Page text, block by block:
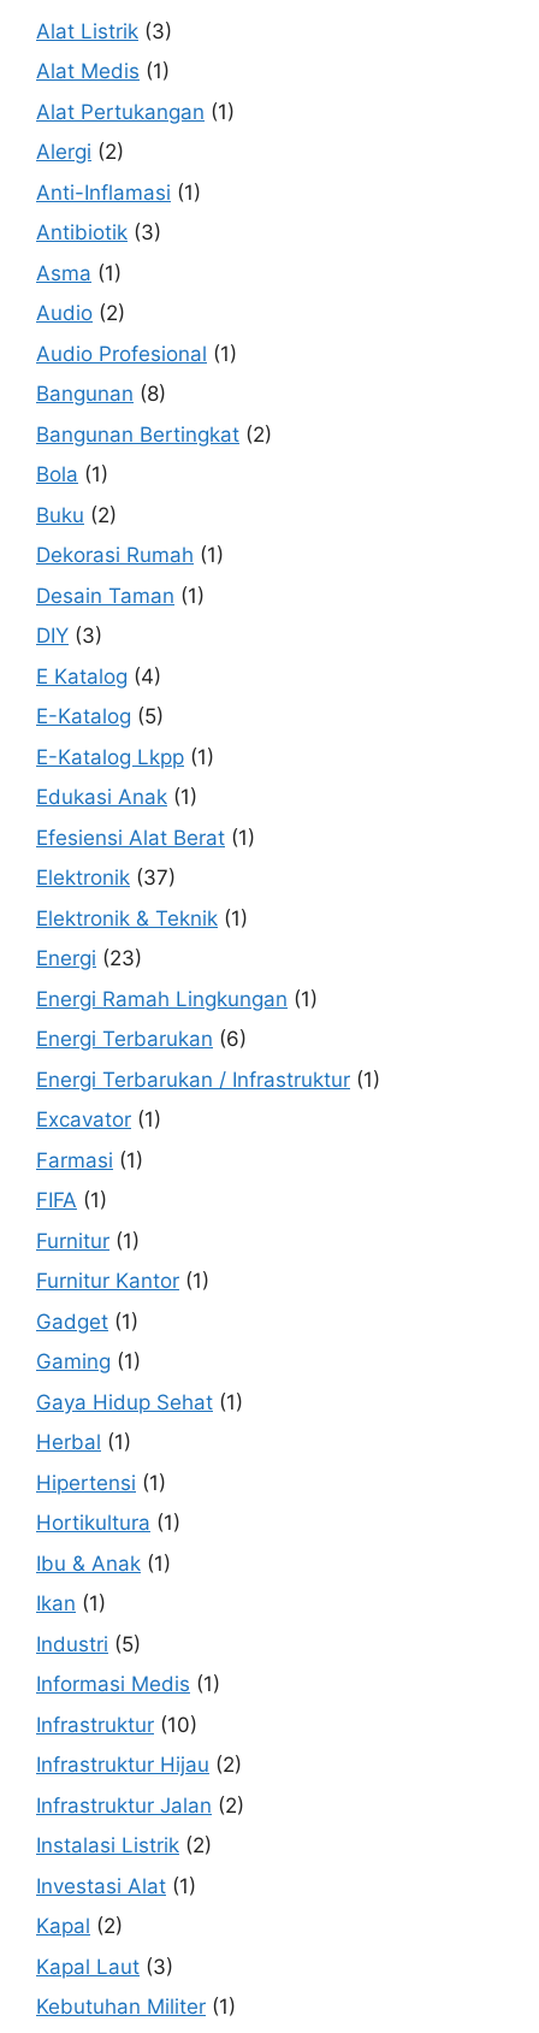
Alat Listrik (3)
Alat Medis (1)
Alat Pertukangan (1)
Alergi (2)
Anti-Inflamasi (1)
Antibiotik (3)
Asma (1)
Audio (2)
Audio Profesional (1)
Bangunan (8)
Bangunan Bertingkat (2)
Bola (1)
Buku (2)
Dekorasi Rumah (1)
Desain Taman (1)
DIY (3)
E Katalog (4)
E-Katalog (5)
E-Katalog Lkpp (1)
Edukasi Anak (1)
Efesiensi Alat Berat (1)
Elektronik (37)
Elektronik & Teknik (1)
Energi (23)
Energi Ramah Lingkungan (1)
Energi Terbarukan (6)
Energi Terbarukan / Infrastruktur (1)
Excavator (1)
Farmasi (1)
FIFA (1)
Furnitur (1)
Furnitur Kantor (1)
Gadget (1)
Gaming (1)
Gaya Hidup Sehat (1)
Herbal (1)
Hipertensi (1)
Hortikultura (1)
Ibu & Anak (1)
Ikan (1)
Industri (5)
Informasi Medis (1)
Infrastruktur (10)
Infrastruktur Hijau (2)
Infrastruktur Jalan (2)
Instalasi Listrik (2)
Investasi Alat (1)
Kapal (2)
Kapal Laut (3)
Kebutuhan Militer (1)